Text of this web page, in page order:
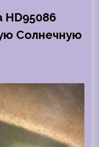
HD95086
Солнечную